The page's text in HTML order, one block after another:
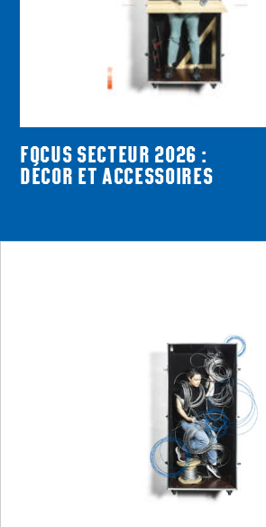
FOCUS SECTEUR 2026 :
DÉCOR ET ACCESSOIRES